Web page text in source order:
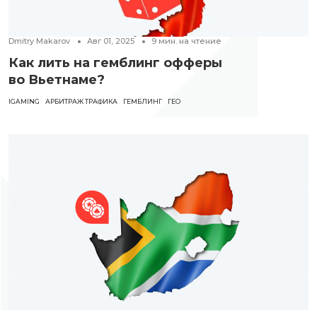
Dmitry Makarov Авг 01, 2025 9 мин. на чтение
Как лить на гемблинг офферы
во Вьетнаме?
IGAMING АРБИТРАЖ ТРАФИКА ГЕМБЛИНГ ГЕО